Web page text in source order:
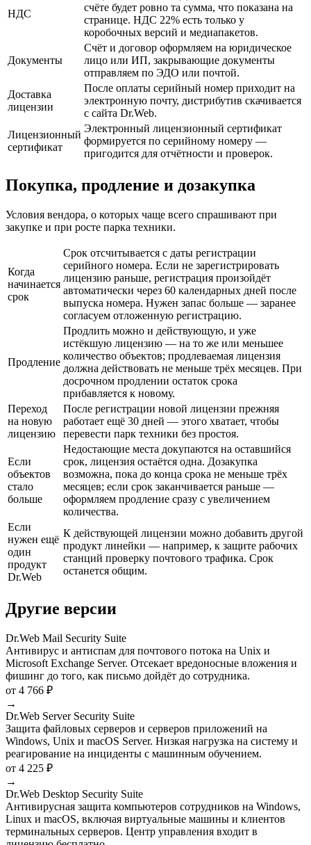
НДС
счёте будет ровно та сумма, что показана на
странице. НДС 22% есть только у
коробочных версий и медиапакетов.
Документы
Счёт и договор оформляем на юридическое
лицо или ИП, закрывающие документы
отправляем по ЭДО или почтой.
Доставка
лицензии
После оплаты серийный номер приходит на
электронную почту, дистрибутив скачивается
с сайта Dr.Web.
Лицензионный
сертификат
Электронный лицензионный сертификат
формируется по серийному номеру —
пригодится для отчётности и проверок.
Покупка, продление и дозакупка
Условия вендора, о которых чаще всего спрашивают при
закупке и при росте парка техники.
Когда
начинается
срок
Срок отсчитывается с даты регистрации
серийного номера. Если не зарегистрировать
лицензию раньше, регистрация произойдёт
автоматически через 60 календарных дней после
выпуска номера. Нужен запас больше — заранее
согласуем отложенную регистрацию.
Продление
Продлить можно и действующую, и уже
истёкшую лицензию — на то же или меньшее
количество объектов; продлеваемая лицензия
должна действовать не меньше трёх месяцев. При
досрочном продлении остаток срока
прибавляется к новому.
Переход
на новую
лицензию
После регистрации новой лицензии прежняя
работает ещё 30 дней — этого хватает, чтобы
перевести парк техники без простоя.
Если
объектов
стало
больше
Недостающие места докупаются на оставшийся
срок, лицензия остаётся одна. Дозакупка
возможна, пока до конца срока не меньше трёх
месяцев; если срок заканчивается раньше —
оформляем продление сразу с увеличением
количества.
Если
нужен ещё
один
продукт
Dr.Web
К действующей лицензии можно добавить другой
продукт линейки — например, к защите рабочих
станций проверку почтового трафика. Срок
останется общим.
Другие версии
Dr.Web Mail Security Suite
Антивирус и антиспам для почтового потока на Unix и
Microsoft Exchange Server. Отсекает вредоносные вложения и
фишинг до того, как письмо дойдёт до сотрудника.
от 4 766 ₽
→
Dr.Web Server Security Suite
Защита файловых серверов и серверов приложений на
Windows, Unix и macOS Server. Низкая нагрузка на систему и
реагирование на инциденты с машинным обучением.
от 4 225 ₽
→
Dr.Web Desktop Security Suite
Антивирусная защита компьютеров сотрудников на Windows,
Linux и macOS, включая виртуальные машины и клиентов
терминальных серверов. Центр управления входит в